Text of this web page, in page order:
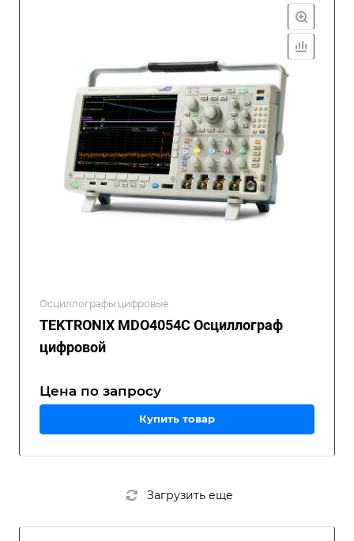
Осциллографы цифровые
TEKTRONIX MDO4054C Осциллограф
цифровой
Цена по запросу
Купить товар
Загрузить еще